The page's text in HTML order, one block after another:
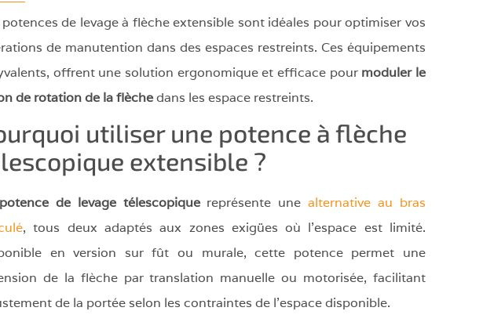
potences de levage à flèche extensible sont idéales pour optimiser vos
de manutention dans des espaces restreints. Ces équipements
offrent une solution ergonomique et efficace pour moduler le
de rotation de la flèchedans les espace restreints.
utiliser une potence à flèche
extensible ?
potence de levage télescopiquereprésente unealternative au bras
, tous deux adaptés aux zones exigües où l'espace est limité.
en version sur fût ou murale, cette potence permet une
de la flèche par translation manuelle ou motorisée, facilitant
de la portée selon les contraintes de l'espace disponible.